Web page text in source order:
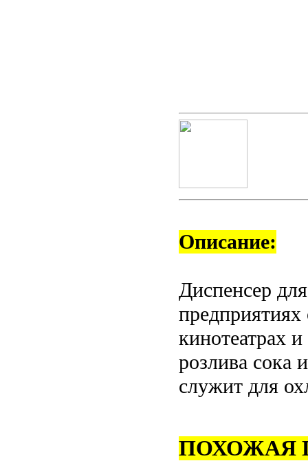
Описание:
Диспенсер
кинотеатрах
розлива сока
служит для
ПОХОЖАЯ